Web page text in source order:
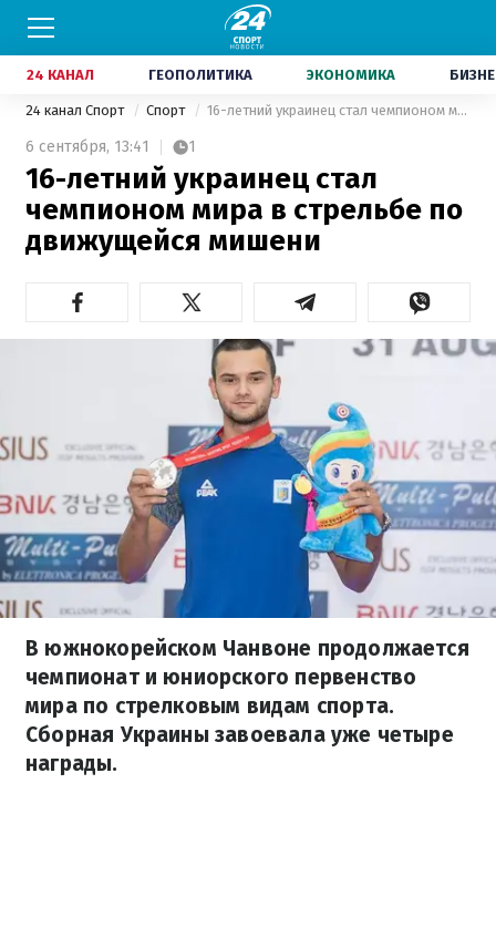
24 КАНАЛ ГЕОПОЛИТИКА ЭКОНОМИКА
24 канал Спорт Спорт 16-летний украинец стал чемпионом мира в стрельбе по движущейся мишени
6 сентября, 13:41 1
16-летний украинец стал
чемпионом мира в стрельбе по
движущейся мишени
В южнокорейском Чанвоне продолжается
чемпионат и юниорского первенство
мира по стрелковым видам спорта.
Сборная Украины завоевала уже четыре
награды.